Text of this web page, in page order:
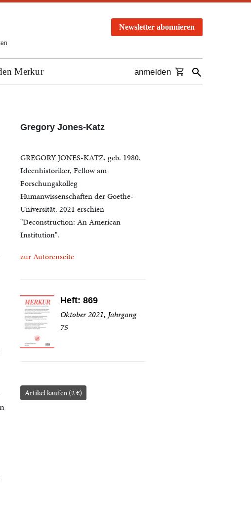
Newsletter abonnieren
Merkur anmelden
Gregory Jones-Katz
GREGORY JONES-KATZ, geb. 1980,
Ideenhistoriker, Fellow am
Forschungskolleg
Humanwissenschaften der Goethe-
Universität. 2021 erschien
"Deconstruction: An American
Institution".
zur Autorenseite
Heft: 869
Oktober 2021, Jahrgang
75
Artikel kaufen (2 €)